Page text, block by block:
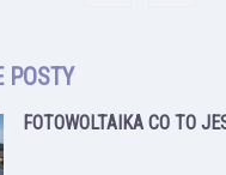
POSTY
FOTOWOLTAIKA CO TO